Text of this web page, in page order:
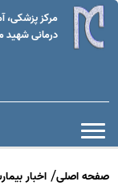
مرکز پزشکی،
درمانی
صفحه اصلی اخبار